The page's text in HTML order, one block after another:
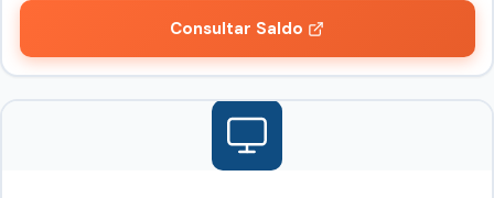
Consultar Saldo